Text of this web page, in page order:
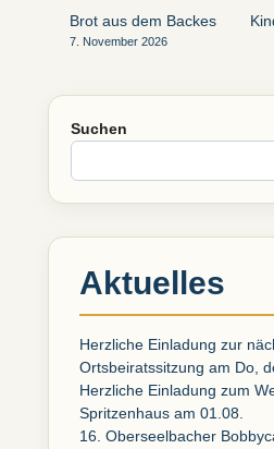
Beitragsnavigation
Brot aus dem Backes
7. November 2026
Suchen
Aktuelles
Herzliche Einladung zur
Ortsbeiratssitzung am Do,
Herzliche Einladung zum
Spritzenhaus am 01.08.
16. Oberseelbacher